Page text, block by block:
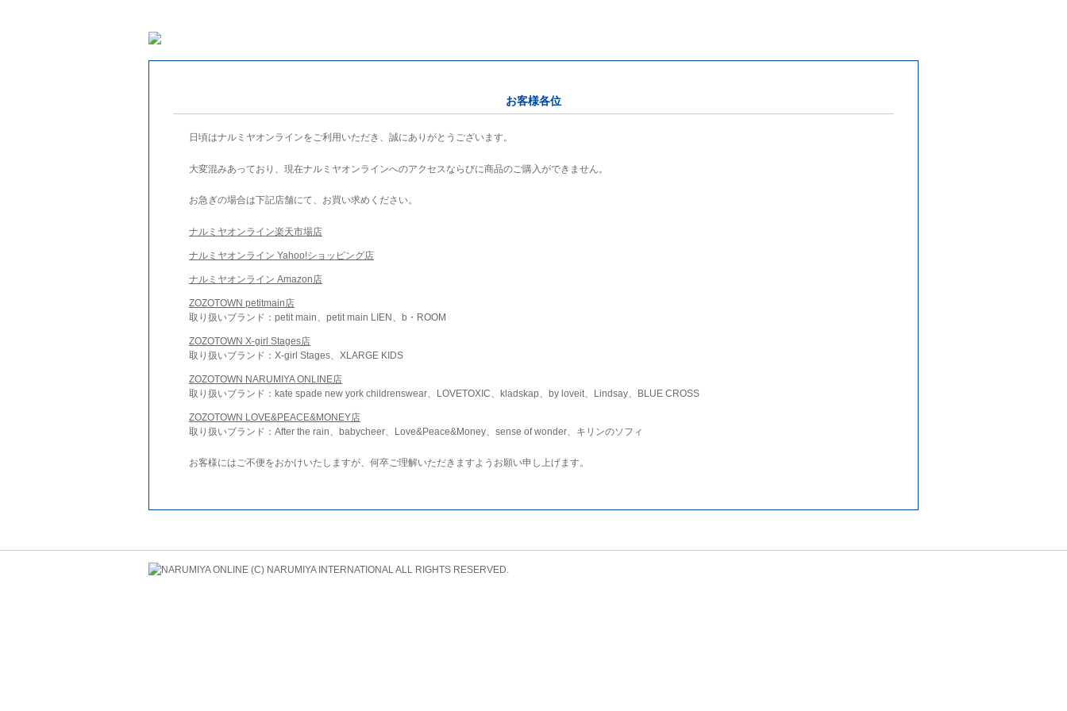
お客様各位
日頃はナルミヤオンラインをご利用いただき、誠にありがとうございます。
大変混みあっており、現在ナルミヤオンラインへのアクセスならびに商品のご購入ができません。
お急ぎの場合は下記店舗にて、お買い求めください。
ナルミヤオンライン楽天市場店
ナルミヤオンライン Yahoo!ショッピング店
ナルミヤオンライン Amazon店
ZOZOTOWN petitmain店
取り扱いブランド：petit main、petit main LIEN、b・ROOM
ZOZOTOWN X-girl Stages店
取り扱いブランド：X-girl Stages、XLARGE KIDS
ZOZOTOWN NARUMIYA ONLINE店
取り扱いブランド：kate spade new york childrenswear、LOVETOXIC、kladskap、by loveit、Lindsay、BLUE CROSS
ZOZOTOWN LOVE&PEACE&MONEY店
取り扱いブランド：After the rain、babycheer、Love&Peace&Money、sense of wonder、キリンのソフィ
お客様にはご不便をおかけいたしますが、何卒ご理解いただきますようお願い申し上げます。